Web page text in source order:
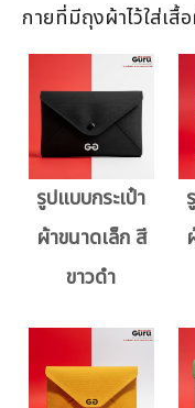
กายที่มีถุงผ้าไว้ใส่เสื้
รูปแบบกระเป๋า
ผ้าขนาดเล็ก สี
ขาวดำ